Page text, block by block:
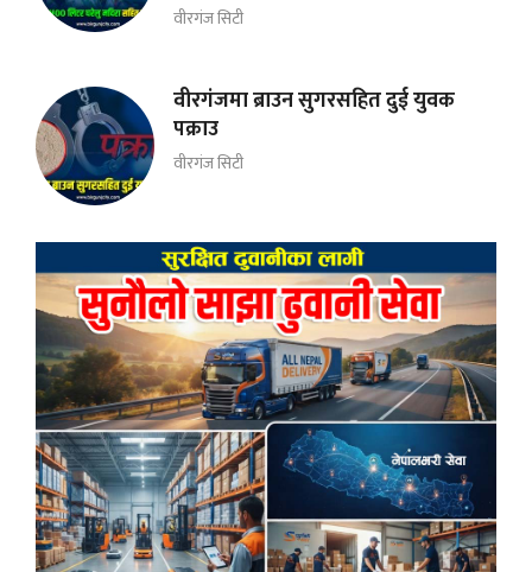
वीरगंज सिटी
वीरगंजमा ब्राउन सुगरसहित दुई युवक
पक्राउ
वीरगंज सिटी